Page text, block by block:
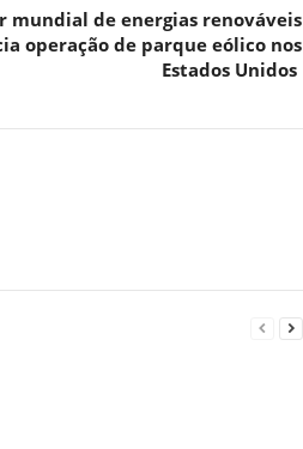
mundial de energias renováveis
operação de parque eólico nos
Estados Unidos